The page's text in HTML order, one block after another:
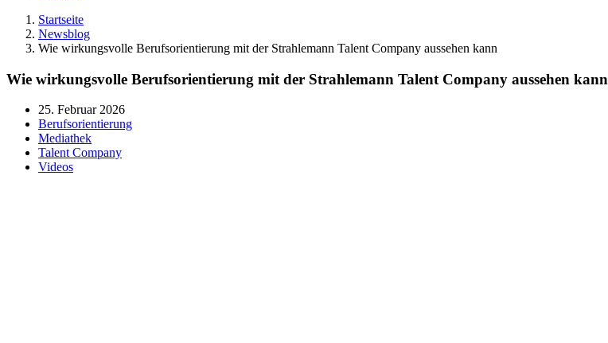
Startseite
Newsblog
Wie wirkungsvolle Berufsorientierung mit der Strahlemann Talent Company aussehen kann
Wie wirkungsvolle Berufsorientierung mit der Strahlemann Talent Company aussehen kann
25. Februar 2026
Berufsorientierung
Mediathek
Talent Company
Videos